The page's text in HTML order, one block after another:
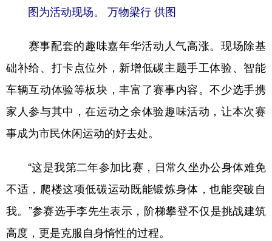
陕西 甘肃 青海 宁夏
多语种频道
Deutsch Português
图为活动现场。 万物梁行 供图
赛事配套的趣味嘉年华活动人气高涨。现场除基
础补给、打卡点位外，新增低碳主题手工体验、智能
车辆互动体验等板块，丰富了赛事内容。不少选手携
家人参与其中，在运动之余体验趣味活动，让本次赛
事成为市民休闲运动的好去处。
“这是我第二年参加比赛，日常久坐办公身体难免
不适，爬楼这项低碳运动既能锻炼身体，也能突破自
我。”参赛选手李先生表示，阶梯攀登不仅是挑战建筑
高度，更是克服自身惰性的过程。